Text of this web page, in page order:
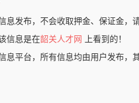
息发布，不会收取押金、保证金，
信息是在韶关人才网
上看到的！
息平台，所有信息均由用户发布，